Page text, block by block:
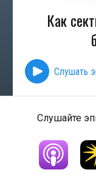
Как
Слушать
Слушайте